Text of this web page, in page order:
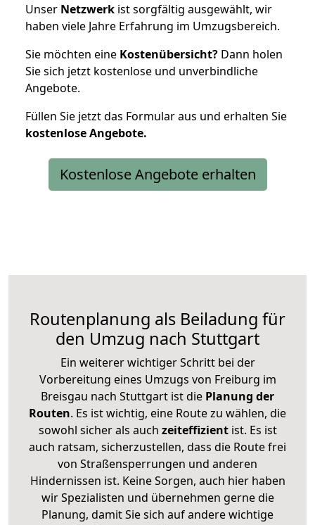
Unser Netzwerk ist sorgfältig ausgewählt, wir
haben viele Jahre Erfahrung im Umzugsbereich.
Sie möchten eine Kostenübersicht? Dann holen
Sie sich jetzt kostenlose und unverbindliche
Angebote.
Füllen Sie jetzt das Formular aus und erhalten Sie
kostenloseAngebote.
Kostenlose Angebote erhalten
Routenplanung als Beiladung für
den Umzug nach Stuttgart
Ein weiterer wichtiger Schritt bei der
Vorbereitung eines Umzugs von Freiburg im
Breisgau nach Stuttgart ist die Planung der
Routen. Es ist wichtig, eine Route zu wählen, die
sowohl sicher als auch zeiteffizientist. Es ist
auch ratsam, sicherzustellen, dass die Route frei
von Straßensperrungen und anderen
Hindernissen ist. Keine Sorgen, auch hier haben
wir Spezialisten und übernehmen gerne die
Planung, damit Sie sich auf andere wichtige